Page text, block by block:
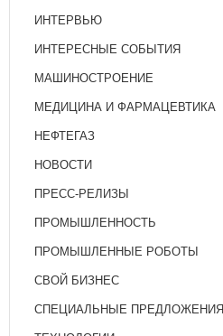
ИНТЕРВЬЮ
ИНТЕРЕСНЫЕ СОБЫТИЯ
МАШИНОСТРОЕНИЕ
МЕДИЦИНА И ФАРМАЦЕВТИКА
НЕФТЕГАЗ
НОВОСТИ
ПРЕСС-РЕЛИЗЫ
ПРОМЫШЛЕННОСТЬ
ПРОМЫШЛЕННЫЕ РОБОТЫ
СВОЙ БИЗНЕС
СПЕЦИАЛЬНЫЕ ПРЕДЛОЖЕНИЯ